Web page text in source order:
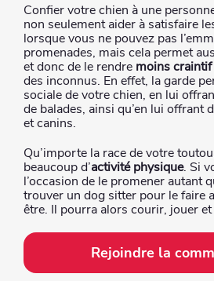
Confier votre chien à une
non seulement aider à satisfaire
lorsque vous ne pouvez pas
promenades, mais cela permet
et donc de le rendre moins
des inconnus. En effet, la garde
sociale de votre chien, en lui
de balades, ainsi qu’en lui offrant
et canins.
Qu’importe la race de votre
beaucoup d’activité physique. Si
l’occasion de le promener autant
trouver un dog sitter pour le faire
être. Il pourra alors courir, jouer
Rejoindre la